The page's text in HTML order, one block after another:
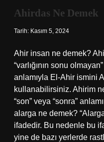
Ahirdas Ne Demek
Tarih: Kasım 5, 2024
Ahir insan ne demek?
“varlığının sonu
anlamıyla El-Ahir ismini
kullanabilirsiniz. Ahirim
“son” veya “sonra”
alarga ne demek?
ifadedir. Bu nedenle bu
yine de bazı yerlerde